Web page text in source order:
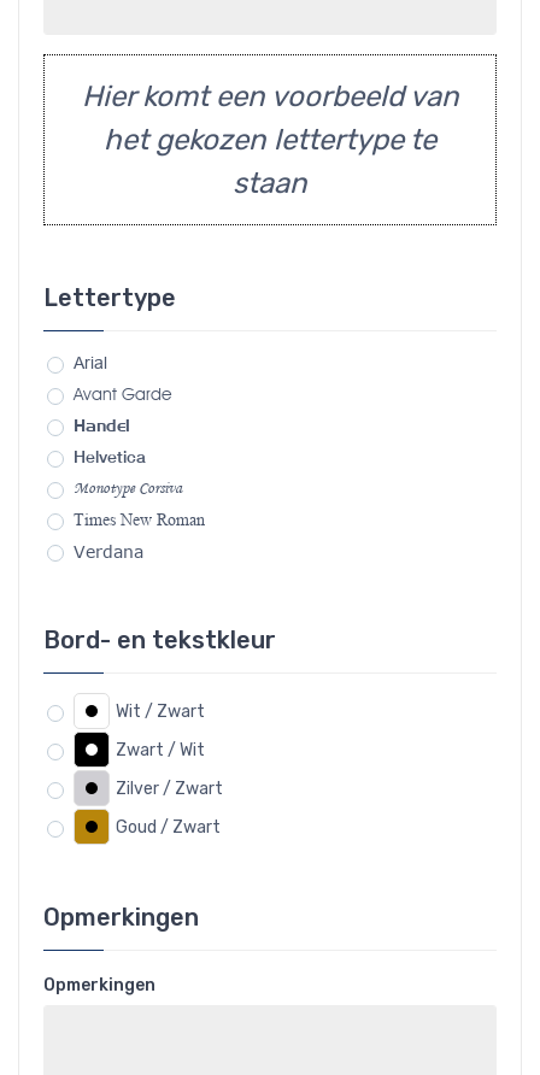
Hier komt een voorbeeld van
het gekozen lettertype te
staan
Lettertype
Arial
Avant Garde
Handel
Helvetica
Monotype Corsiva
Times New Roman
Verdana
Bord- en tekstkleur
Wit / Zwart
Zwart / Wit
Zilver / Zwart
Goud / Zwart
Opmerkingen
Opmerkingen